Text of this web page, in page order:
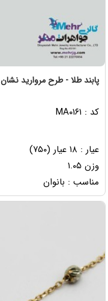
پابند طلا - طرح مروارید نشان
کد : MA۰۱۶۱
عیار : ۱۸ عیار (۷۵۰)
وزن ۱.۰۵
مناسب : بانوان